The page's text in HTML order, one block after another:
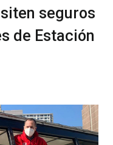
seguros
de Estación